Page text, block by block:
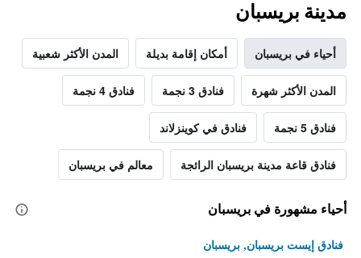
مدينة بريسبان
أحياء في بريسبان أمكان إقامة بديلة المدن الأكثر شعبية
المدن الأكثر شهرة فنادق 3 نجمة فنادق 4 نجمة
فنادق 5 نجمة فنادق في كوينزلاند
فنادق قاعة مدينة بريسبان الرائجة معالم في بريسبان
أحياء مشهورة في بريسبان
فنادق إيست بريسبان, بريسبان